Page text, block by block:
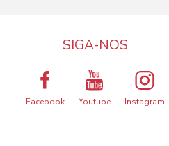
SIGA-NOS
Facebook Youtube Instagram